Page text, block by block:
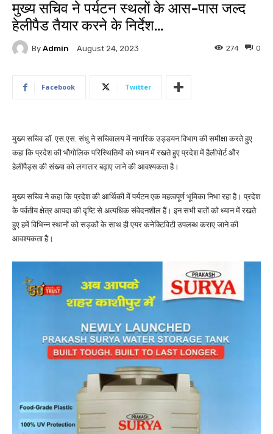
मुख्य सचिव ने पर्यटन स्थलों के आस-पास जल्द
हेलीपैड तैयार करने के निर्देश…
By Admin August 24, 2023 0
274
Facebook Twitter
मुख्य सचिव डॉ. एस.एस. संधु ने सचिवालय में नागरिक उड्डयन विभाग की समीक्षा करते हुए
कहा कि प्रदेश की भौगोलिक परिस्थितियों को ध्यान में रखते हुए प्रदेश में हैलीपोर्ट और
हेलीपैड्स की संख्या को लगातार बढ़ाए जाने की आवश्यकता है।
मुख्य सचिव ने कहा कि प्रदेश की आर्थिकी में पर्यटन एक महत्वपूर्ण भूमिका निभा रहा है। प्रदेश
के पर्वतीय क्षेत्र आपदा की दृष्टि से अत्यधिक संवेदनशील हैं। इन सभी बातों को ध्यान में रखते
हुए हमें विभिन्न स्थानों को सड़कों के साथ ही एयर कनेक्टिविटी उपलब्ध कराए जाने की
आवश्यकता है।